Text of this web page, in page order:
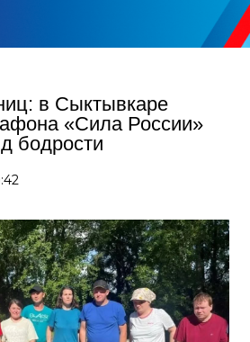
в Сыктывкаре
«Сила России»
бодрости